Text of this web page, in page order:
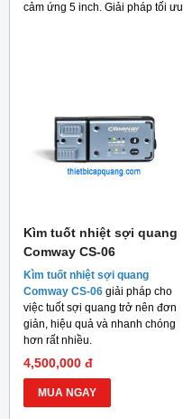
cảm ứng 5 inch. Giải pháp tối ưu
Kìm tuốt nhiệt sợi quang
Comway CS-06
Kìm tuốt nhiệt sợi quang
Comway CS-06 giải pháp cho
việc tuốt sợi quang trở nên đơn
giản, hiệu quả và nhanh chóng
hơn rất nhiều.
4,500,000 đ
MUA NGAY